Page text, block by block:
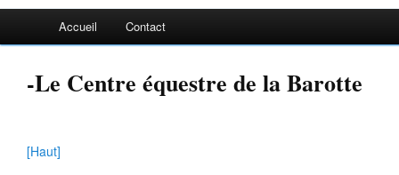
Accueil Contact
-Le Centre équestre de la Barotte
[Haut]